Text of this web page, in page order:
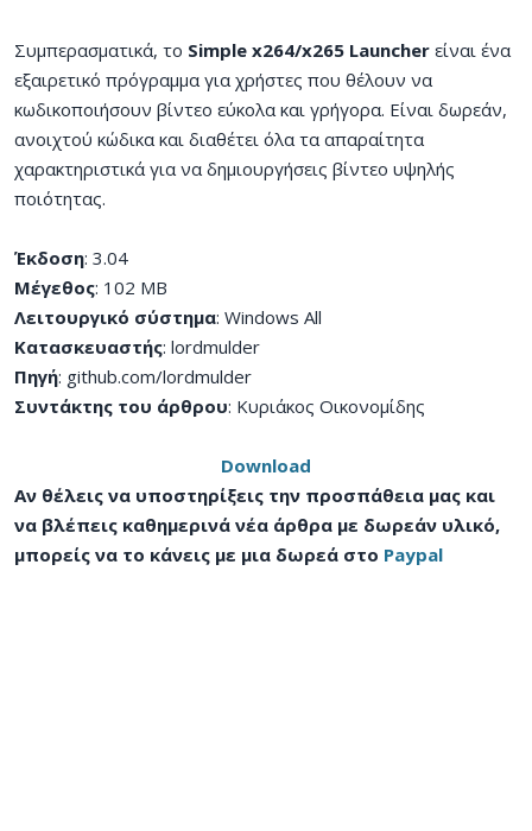
Συμπερασματικά, το Simple x264/x265 Launcher είναι ένα
εξαιρετικό πρόγραμμα για χρήστες που θέλουν να
κωδικοποιήσουν βίντεο εύκολα και γρήγορα. Είναι δωρεάν,
ανοιχτού κώδικα και διαθέτει όλα τα απαραίτητα
χαρακτηριστικά για να δημιουργήσεις βίντεο υψηλής
ποιότητας.
Έκδοση: 3.04
Μέγεθος: 102 MB
Λειτουργικό σύστημα: Windows All
Κατασκευαστής: lordmulder
Πηγή: github.com/lordmulder
Συντάκτης του άρθρου: Κυριάκος Οικονομίδης
Download
Αν θέλεις να υποστηρίξεις την προσπάθεια μας και
να βλέπεις καθημερινά νέα άρθρα με δωρεάν υλικό,
μπορείς να το κάνεις με μια δωρεά στο Paypal